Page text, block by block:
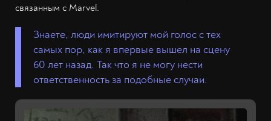
связанным с Marvel.
Знаете, люди имитируют мой голос с тех
самых пор, как я впервые вышел на сцену
60 лет назад. Так что я не могу нести
ответственность за подобные случаи.